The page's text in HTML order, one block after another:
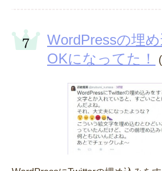
WordPressの埋
OKになってた！